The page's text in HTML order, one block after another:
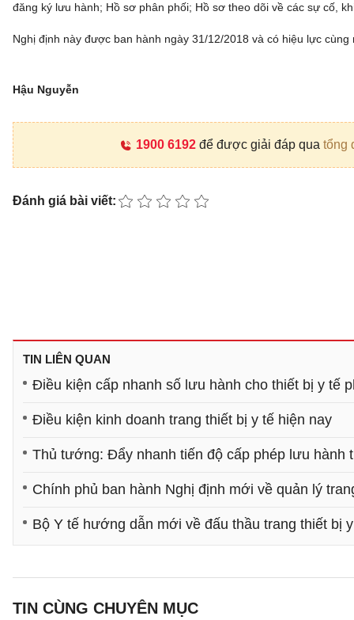
đăng ký lưu hành; Hồ sơ phân phối; Hồ sơ theo dõi về các sự cố,
Nghị định này được ban hành ngày 31/12/2018 và có hiệu lực cùng
Hậu Nguyễn
1900 6192để được giải đáp qua tổng
Đánh giá bài viết:
TIN LIÊN QUAN
Điều kiện cấp nhanh số lưu hành cho thiết bị y tế
Điều kiện kinh doanh trang thiết bị y tế hiện nay
Thủ tướng: Đẩy nhanh tiến độ cấp phép lưu hành
Chính phủ ban hành Nghị định mới về quản lý
Bộ Y tế hướng dẫn mới về đấu thầu trang thiết bị
TIN CÙNG CHUYÊN MỤC